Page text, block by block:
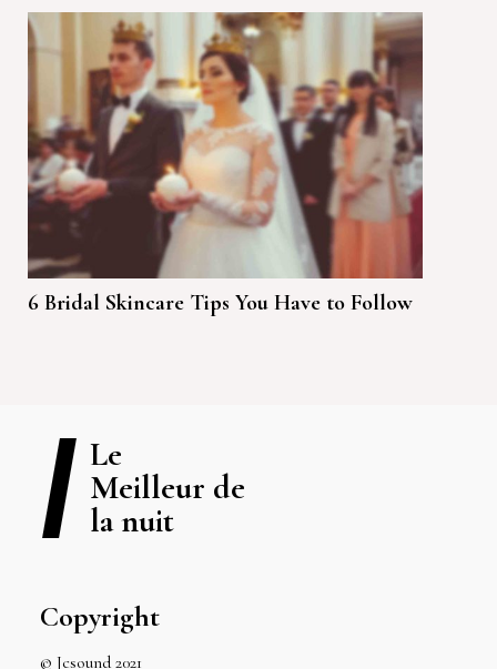
6 Bridal Skincare Tips You Have to Follow
Le
Meilleur de
la nuit
Copyright
© Jcsound 2021